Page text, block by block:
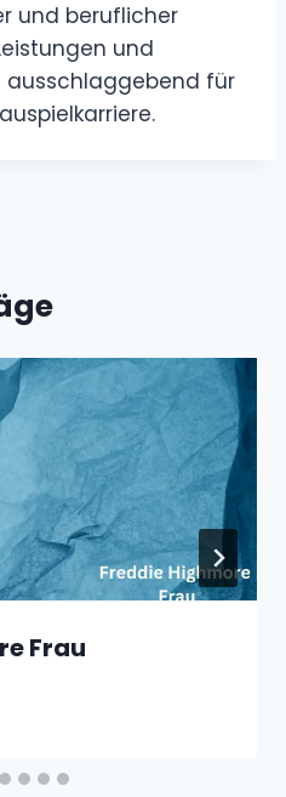
und beruflicher
und
ausschlaggebend für
Frau